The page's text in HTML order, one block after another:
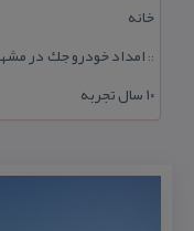
خانه
::
۱۰ سال تجربه